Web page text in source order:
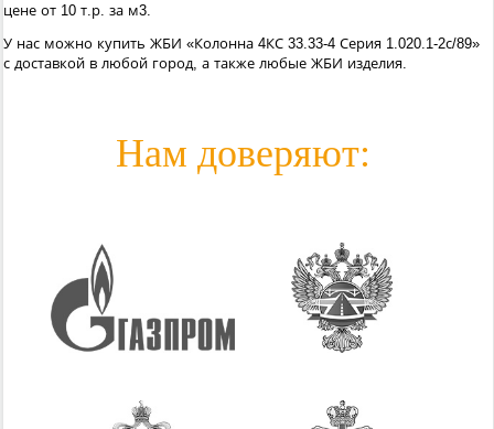
цене от 10 т.р. за м3.
У нас можно купить ЖБИ «Колонна 4КС 33.33-4 Серия 1.020.1-2с/89»
с доставкой в любой город, а также любые ЖБИ изделия.
Нам доверяют: